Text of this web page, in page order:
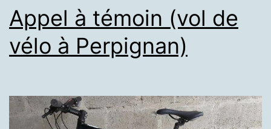
Appel à témoin (vol de
vélo à Perpignan)